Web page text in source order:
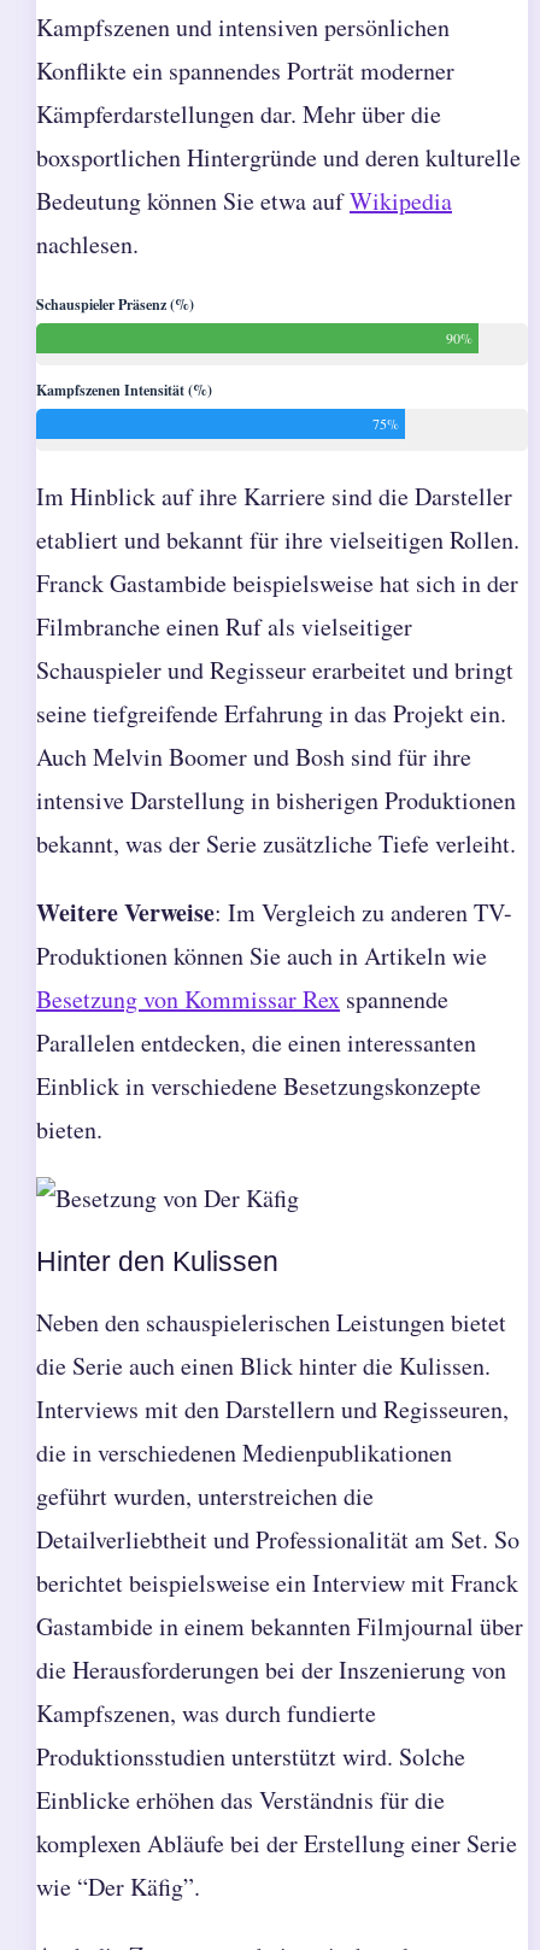
Kampfszenen und intensiven persönlichen
Konflikte ein spannendes Porträt moderner
Kämpferdarstellungen dar. Mehr über die
boxsportlichen Hintergründe und deren kulturelle
Bedeutung können Sie etwa aufWikipedia
nachlesen.
Schauspieler Präsenz (%)
90%
Kampfszenen Intensität (%)
75%
Im Hinblick auf ihre Karriere sind die Darsteller
etabliert und bekannt für ihre vielseitigen Rollen.
Franck Gastambide beispielsweise hat sich in der
Filmbranche einen Ruf als vielseitiger
Schauspieler und Regisseur erarbeitet und bringt
seine tiefgreifende Erfahrung in das Projekt ein.
Auch Melvin Boomer und Bosh sind für ihre
intensive Darstellung in bisherigen Produktionen
bekannt, was der Serie zusätzliche Tiefe verleiht.
Weitere Verweise: Im Vergleich zu anderen TV-
Produktionen können Sie auch in Artikeln wie
Besetzung von Kommissar Rex spannende
Parallelen entdecken, die einen interessanten
Einblick in verschiedene Besetzungskonzepte
bieten.
Hinter den Kulissen
Neben den schauspielerischen Leistungen bietet
die Serie auch einen Blick hinter die Kulissen.
Interviews mit den Darstellern und Regisseuren,
die in verschiedenen Medienpublikationen
geführt wurden, unterstreichen die
Detailverliebtheit und Professionalität am Set. So
berichtet beispielsweise ein Interview mit Franck
Gastambide in einem bekannten Filmjournal über
die Herausforderungen bei der Inszenierung von
Kampfszenen, was durch fundierte
Produktionsstudien unterstützt wird. Solche
Einblicke erhöhen das Verständnis für die
komplexen Abläufe bei der Erstellung einer Serie
wie “Der Käfig”.